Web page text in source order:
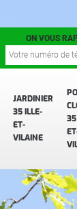
JARDINIER
35 ILLE-
ET-
VILAINE
ON VOUS